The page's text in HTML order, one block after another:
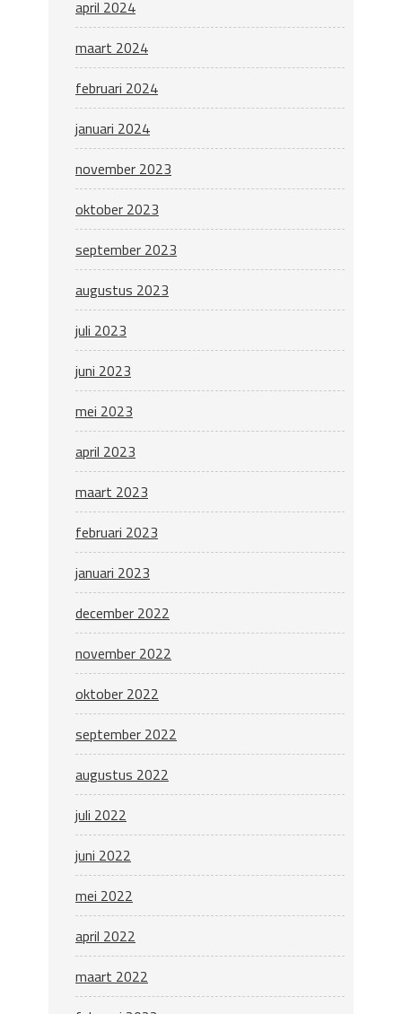
april 2024
maart 2024
februari 2024
januari 2024
november 2023
oktober 2023
september 2023
augustus 2023
juli 2023
juni 2023
mei 2023
april 2023
maart 2023
februari 2023
januari 2023
december 2022
november 2022
oktober 2022
september 2022
augustus 2022
juli 2022
juni 2022
mei 2022
april 2022
maart 2022